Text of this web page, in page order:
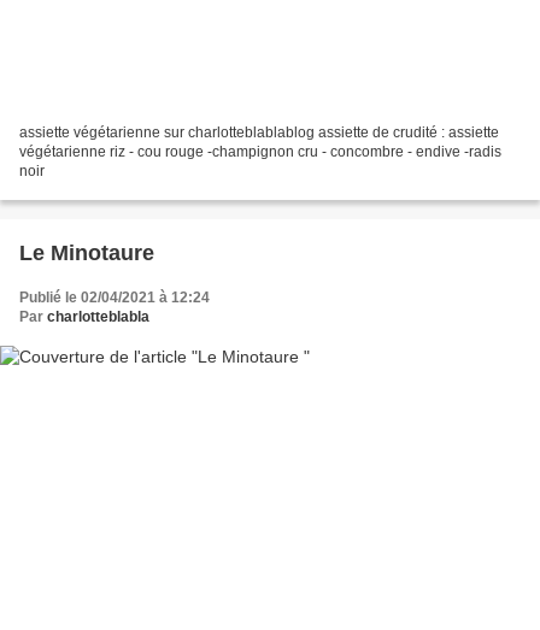
assiette végétarienne sur charlotteblablablog assiette de crudité : assiette
végétarienne riz - cou rouge -champignon cru - concombre - endive -radis
noir
Le Minotaure
Publié le 02/04/2021 à 12:24
Par charlotteblabla